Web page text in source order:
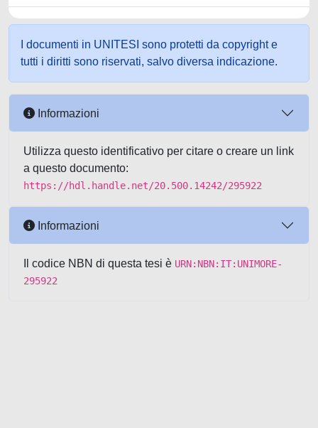
I documenti in UNITESI sono protetti da copyright e
tutti i diritti sono riservati, salvo diversa indicazione.
Informazioni
Utilizza questo identificativo per citare o creare un link
a questo documento:
https://hdl.handle.net/20.500.14242/295922
Informazioni
Il codice NBN di questa tesi è URN:NBN:IT:UNIMORE-
295922